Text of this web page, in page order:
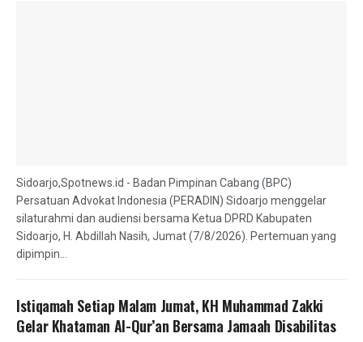
Sidoarjo,Spotnews.id - Badan Pimpinan Cabang (BPC)
Persatuan Advokat Indonesia (PERADIN) Sidoarjo menggelar
silaturahmi dan audiensi bersama Ketua DPRD Kabupaten
Sidoarjo, H. Abdillah Nasih, Jumat (7/8/2026). Pertemuan yang
dipimpin...
Istiqamah Setiap Malam Jumat, KH Muhammad Zakki
Gelar Khataman Al-Qur’an Bersama Jamaah Disabilitas